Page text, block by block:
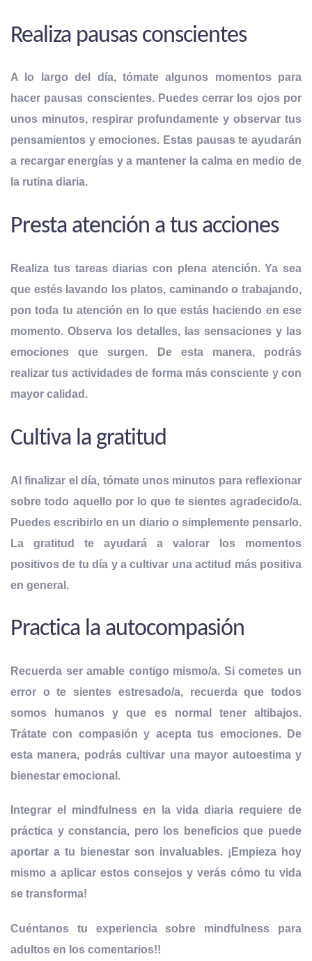
Realiza pausas conscientes
A lo largo del día, tómate algunos momentos para
hacer pausas conscientes. Puedes cerrar los ojos por
unos minutos, respirar profundamente y observar tus
pensamientos y emociones. Estas pausas te ayudarán
a recargar energías y a mantener la calma en medio de
la rutina diaria.
Presta atención a tus acciones
Realiza tus tareas diarias con plena atención. Ya sea
que estés lavando los platos, caminando o trabajando,
pon toda tu atención en lo que estás haciendo en ese
momento. Observa los detalles, las sensaciones y las
emociones que surgen. De esta manera, podrás
realizar tus actividades de forma más consciente y con
mayor calidad.
Cultiva la gratitud
Al finalizar el día, tómate unos minutos para reflexionar
sobre todo aquello por lo que te sientes agradecido/a.
Puedes escribirlo en un diario o simplemente pensarlo.
La gratitud te ayudará a valorar los momentos
positivos de tu día y a cultivar una actitud más positiva
en general.
Practica la autocompasión
Recuerda ser amable contigo mismo/a. Si cometes un
error o te sientes estresado/a, recuerda que todos
somos humanos y que es normal tener altibajos.
Trátate con compasión y acepta tus emociones. De
esta manera, podrás cultivar una mayor autoestima y
bienestar emocional.
Integrar el mindfulness en la vida diaria requiere de
práctica y constancia, pero los beneficios que puede
aportar a tu bienestar son invaluables. ¡Empieza hoy
mismo a aplicar estos consejos y verás cómo tu vida
se transforma!
Cuéntanos tu experiencia sobre mindfulness para
adultos en los comentarios!!